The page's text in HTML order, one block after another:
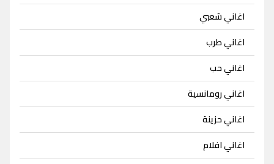
اغاني شعبي
اغاني طرب
اغاني حب
اغاني رومانسية
اغاني حزينة
اغاني افلام